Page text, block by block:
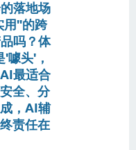
落地场
"的跨
吗？体
噱头'，
最适合
全、分
，AI辅
责任在